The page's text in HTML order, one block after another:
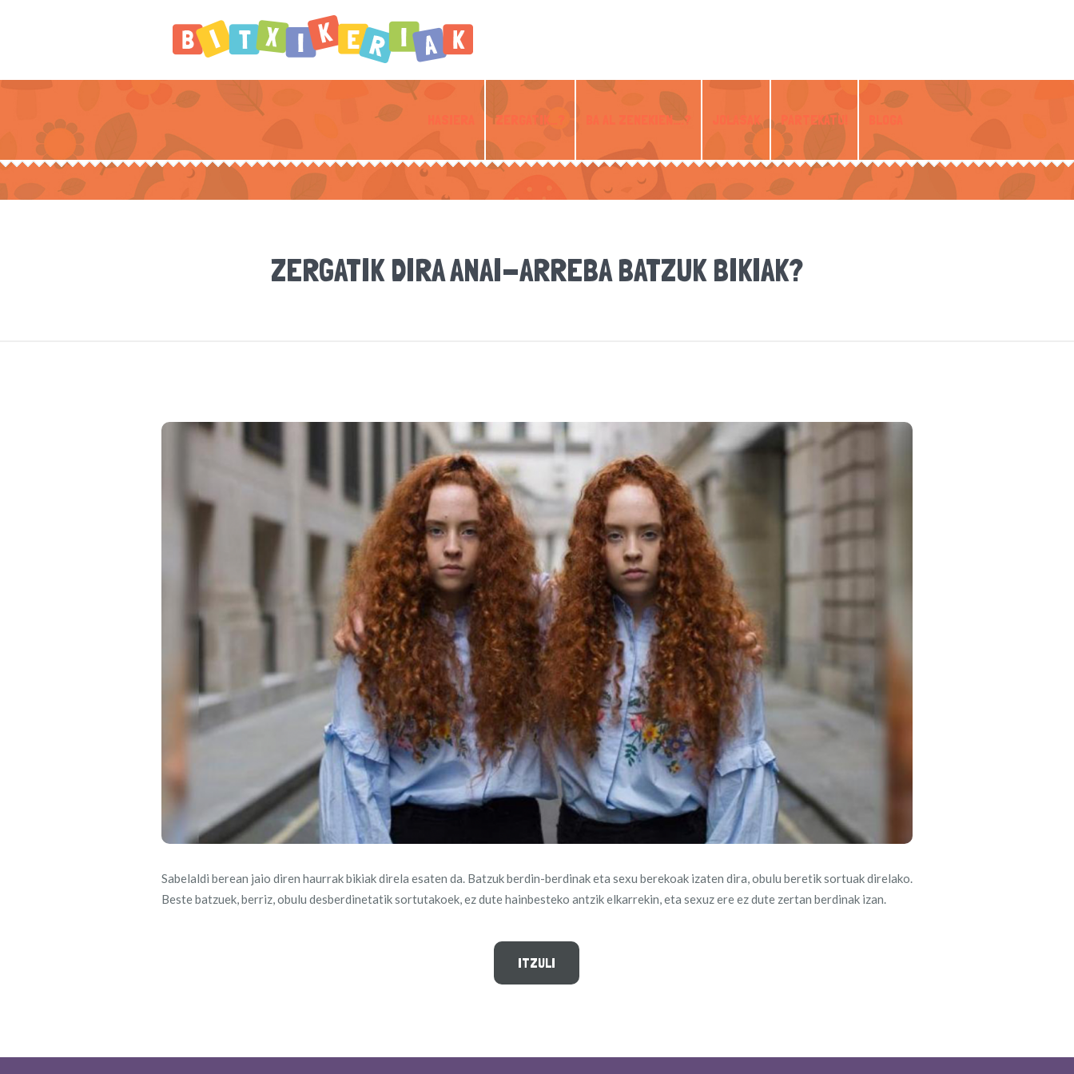
ZERGATIK…? BA AL ZENEKIEN….? JOLASAK PARTEKATU!
ZERGATIK DIRA ANAI-ARREBA BATZUK BIKIAK?
Sabelaldi berean jaio diren haurrak bikiak direla esaten da. Batzuk berdin-berdinak eta sexu berekoak izaten dira, obulu beretik sortuak direlako.
Beste batzuek, berriz, obulu desberdinetatik sortutakoek, ez dute hainbesteko antzik elkarrekin, eta sexuz ere ez dute zertan berdinak izan.
ITZULI